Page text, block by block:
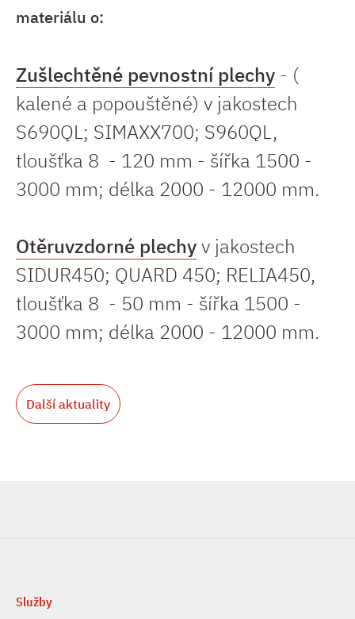
materiálu o:
Zušlechtěné pevnostní plechy - (
kalené a popouštěné) v jakostech
S690QL; SIMAXX700; S960QL,
tloušťka 8 - 120 mm - šířka 1500 -
3000 mm; délka 2000 - 12000 mm.
Otěruvzdorné plechyv jakostech
SIDUR450; QUARD 450; RELIA450,
tloušťka 8 - 50 mm - šířka 1500 -
3000 mm; délka 2000 - 12000 mm.
Další aktuality
Služby